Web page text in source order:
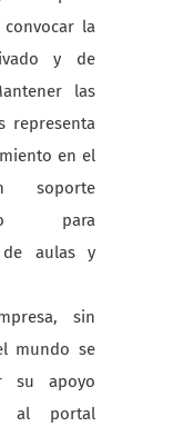
la
y de
las
representa
en el
soporte
para
de aulas y
sin
mundo se
su apoyo
al portal